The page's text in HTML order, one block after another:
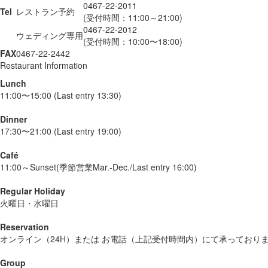
Tel レストラン予約
0467-22-2011
(受付時間：11:00～21:00)
ウェディング専用0467-22-2012
(受付時間：10:00〜18:00)
FAX0467-22-2442
Restaurant Information
Lunch
11:00〜15:00 (Last entry 13:30)
Dinner
17:30〜21:00 (Last entry 19:00)
Café
11:00～Sunset(季節営業Mar.-Dec./Last entry 16:00)
Regular Holiday
火曜日・水曜日
Reservation
オンライン（24H）または お電話（上記受付時間内）にて承っており
Group